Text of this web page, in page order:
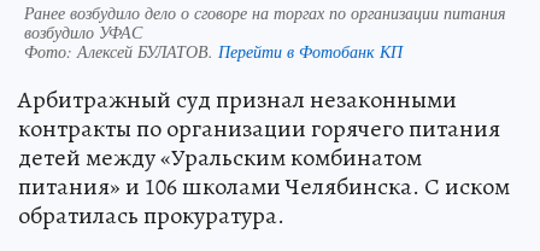
Ранее возбудило дело о сговоре на торгах по организации питания
возбудило УФАС
Фото:Алексей БУЛАТОВ. Перейти в Фотобанк КП
Арбитражный суд признал незаконными
контракты по организации горячего питания
детей между «Уральским комбинатом
питания» и 106 школами Челябинска. С иском
обратилась прокуратура.